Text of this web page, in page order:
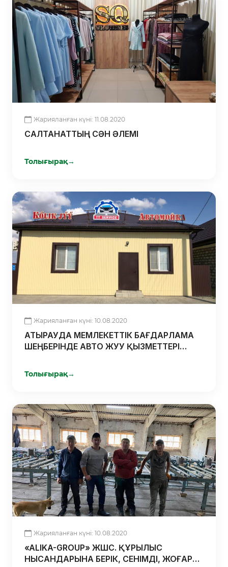
Жарияланған күні: 11.08.2020
САЛТАНАТТЫҢ СӘН ӘЛЕМІ
Толығырақ→
Жарияланған күні: 10.08.2020
АТЫРАУДА МЕМЛЕКЕТТІК БАҒДАРЛАМА
ШЕҢБЕРІНДЕ АВТО ЖУУ ҚЫЗМЕТТЕРІ
Толығырақ→
Жарияланған күні: 10.08.2020
«ALIKA-GROUP» ЖШС. ҚҰРЫЛЫС
НЫСАНДАРЫНА БЕРІК, СЕНІМДІ, ЖОҒАРЫ